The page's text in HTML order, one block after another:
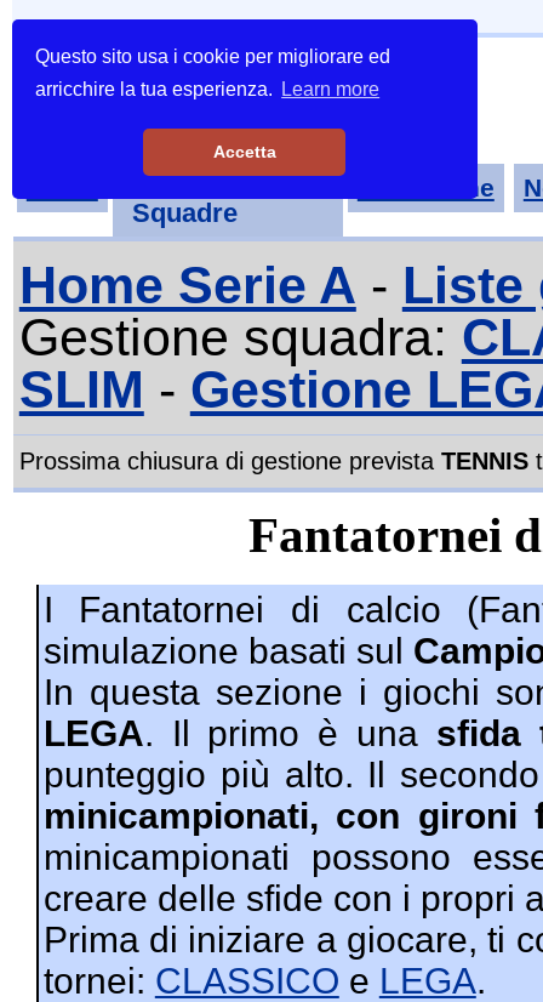
Questo sito usa i cookie per migliorare ed
arricchire la tua esperienza.
Learn more
Accetta
Tornei-
Squadre
Classifiche
Home Serie A - Liste
Gestione squadra:
SLIM - Gestione
Prossima chiusura di gestione prevista TENNIS
Fantatornei
I Fantatornei di calcio
simulazione basati sul
In questa sezione i giochi
LEGA. Il primo è una sfida
punteggio più alto. Il
minicampionati, con
minicampionati possono
creare delle sfide con i propri
Prima di iniziare a giocare, ti
tornei: CLASSICO e LEGA.